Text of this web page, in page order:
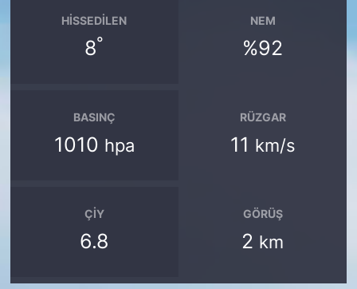
HISSEDILEN
8°
NEM
%92
BASINÇ
1010 hpa
RÜZGAR
11 km/s
ÇIY
6.8
GÖRÜŞ
2 km